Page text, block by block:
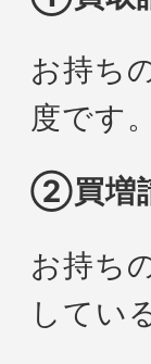
お持ち
度です。
②買増
お持ち
してい